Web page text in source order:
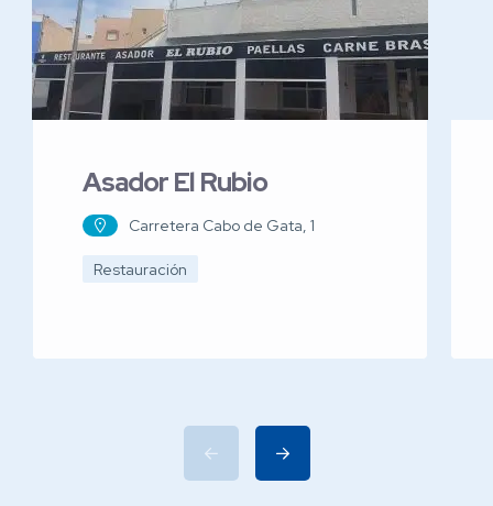
Asador El Rubio
Carretera Cabo de Gata, 1
Restauración